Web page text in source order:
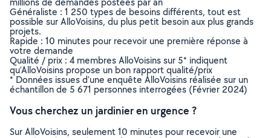
Généraliste : 1 250 types de besoins différents, tout est
possible sur AlloVoisins, du plus petit besoin aux plus grands
projets.
Rapide : 10 minutes pour recevoir une première réponse à
votre demande
Qualité / prix : 4 membres AlloVoisins sur 5* indiquent
qu’AlloVoisins propose un bon rapport qualité/prix
* Données issues d’une enquête AlloVoisins réalisée sur un
échantillon de 5 671 personnes interrogées (Février 2024)
Vous cherchez un jardinier en urgence ?
Sur AlloVoisins, seulement 10 minutes pour recevoir une